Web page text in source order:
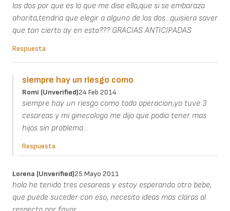
los dos por que es lo que me dise ella,que si se embaraza
ahorita,tendria que elegir a alguno de los dos...quisiera saver
que tan cierto ay en esto??? GRACIAS ANTICIPADAS
Respuesta
siempre hay un riesgo como
Romi (unverified)24 Feb 2014
siempre hay un riesgo como toda operacion,yo tuve 3
cesareas y mi ginecologo me dijo que podia tener mas
hijos sin problema...
Respuesta
Lorena (unverified)25 Mayo 2011
hola he tenido tres cesareas y estoy esperando otro bebe,
que puede suceder con eso, necesito ideas mas claras al